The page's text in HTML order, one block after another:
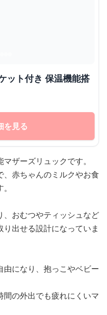
ット付き 保温機能搭
を見る
ザーズリュックです。
赤ちゃんのミルクやお食
おむつやティッシュなど
出せる設計になっていま
由になり、抱っこやベビー
の外出でも疲れにくいマ